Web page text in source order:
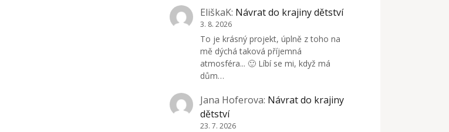
EliškaK: Návrat do krajiny dětství
3. 8. 2026
To je krásný projekt, úplně z toho na
mě dýchá taková příjemná
atmosféra... 🙂 Líbí se mi, když má
dům…
Jana Hoferova: Návrat do krajiny
dětství
23. 7. 2026